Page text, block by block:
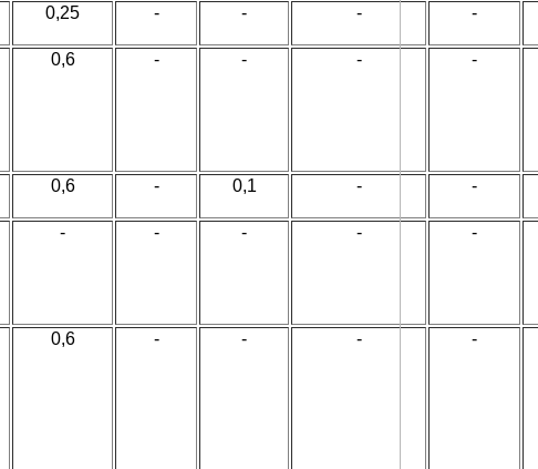
0,25 - - - -
0,6 - - - -
0,6 - 0,1 - -
- - - - -
0,6 - - - -